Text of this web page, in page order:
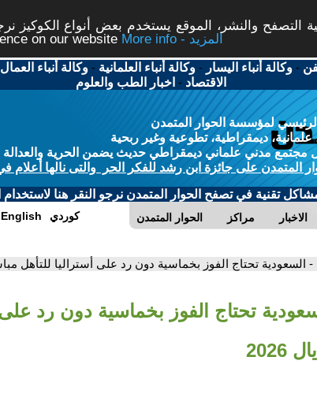
التصفح والنشر، الموقع يستخدم بعض أنواع الكوكيز
on our website
More info - المزيد
-وكالة أنباء اليسار -وكالة أنباء العلمانية -وكالة أنباء العمال
الاقتصاد - اخبار الطب والعلوم
لمؤسسة الحوار المتمدن
علمانية، ديمقراطية، تطوعية وغير ربحية
مدني علماني ديمقراطي حديث يضمن الحرية والعدالة
المتمدن على جائزة ابن رشد للفكر الحر والتى نالها أعلام
مشاكل تقنية في تصفح الحوار المتمدن نرجو النقر هنا لاستخدام
الحوار المتمدن مراكز الاخبار English كوردي
- السعودية تحتاج الفوز بخماسية دون رد على أستراليا للتأهل مباشرة
تحتاج الفوز بخماسية دون رد على